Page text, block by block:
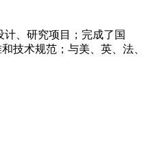
、研究项目；完成了国
技术规范；与美、英、法、